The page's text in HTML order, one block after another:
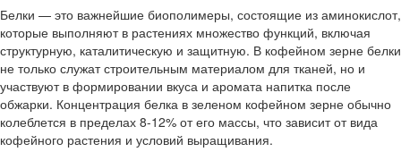
Белки — это важнейшие биополимеры, состоящие из аминокислот,
которые выполняют в растениях множество функций, включая
структурную, каталитическую и защитную. В кофейном зерне белки
не только служат строительным материалом для тканей, но и
участвуют в формировании вкуса и аромата напитка после
обжарки. Концентрация белка в зеленом кофейном зерне обычно
колеблется в пределах 8-12% от его массы, что зависит от вида
кофейного растения и условий выращивания.